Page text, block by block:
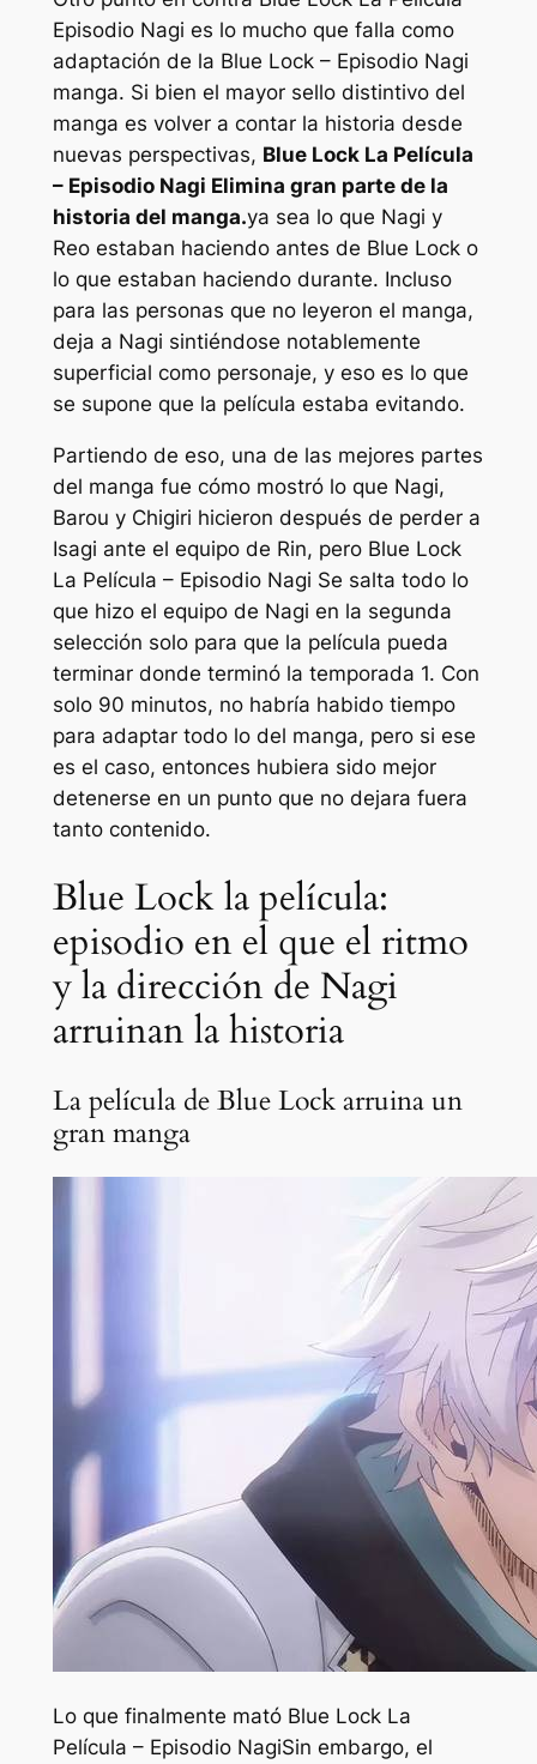
Episodio Nagi es lo mucho que falla como
adaptación de la Blue Lock – Episodio Nagi
manga. Si bien el mayor sello distintivo del
manga es volver a contar la historia desde
nuevas perspectivas, Blue Lock La Película
– Episodio Nagi Elimina gran parte de la
historia del manga.ya sea lo que Nagi y
Reo estaban haciendo antes de Blue Lock o
lo que estaban haciendo durante. Incluso
para las personas que no leyeron el manga,
deja a Nagi sintiéndose notablemente
superficial como personaje, y eso es lo que
se supone que la película estaba evitando.
Partiendo de eso, una de las mejores partes
del manga fue cómo mostró lo que Nagi,
Barou y Chigiri hicieron después de perder a
Isagi ante el equipo de Rin, pero Blue Lock
La Película – Episodio Nagi Se salta todo lo
que hizo el equipo de Nagi en la segunda
selección solo para que la película pueda
terminar donde terminó la temporada 1. Con
solo 90 minutos, no habría habido tiempo
para adaptar todo lo del manga, pero si ese
es el caso, entonces hubiera sido mejor
detenerse en un punto que no dejara fuera
tanto contenido.
Blue Lock la película:
episodio en el que el ritmo
y la dirección de Nagi
arruinan la historia
La película de Blue Lock arruina un
gran manga
Lo que finalmente mató Blue Lock La
Película – Episodio NagiSin embargo, el